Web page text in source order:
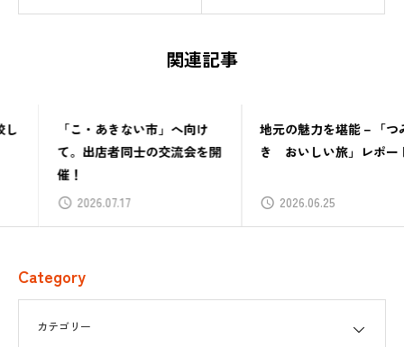
関連記事
「こ・あきない市」へ向け
て。出店者同士の交流会を開
2026.07.17
地元の魅力を堪能－「つみ
き おいしい旅」レポート
2026.06.25
Category